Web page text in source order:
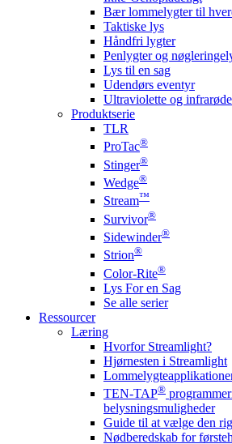
Bær lommelygter til
Taktiske lys
Håndfri lygter
Penlygter og
Lys til en sag
Udendørs eventyr
Ultraviolette og
Produktserie
TLR
ProTac®
Stinger®
Wedge®
Stream™
Survivor®
Sidewinder®
Strion®
Color-Rite®
Lys For en Sag
Se alle serier
Ressourcer
Læring
Hvorfor Streamlight?
Hjørnesten i Streamlight
TEN-TAP®
belysningsmuligheder
Guide til at vælge den
Nødberedskab for